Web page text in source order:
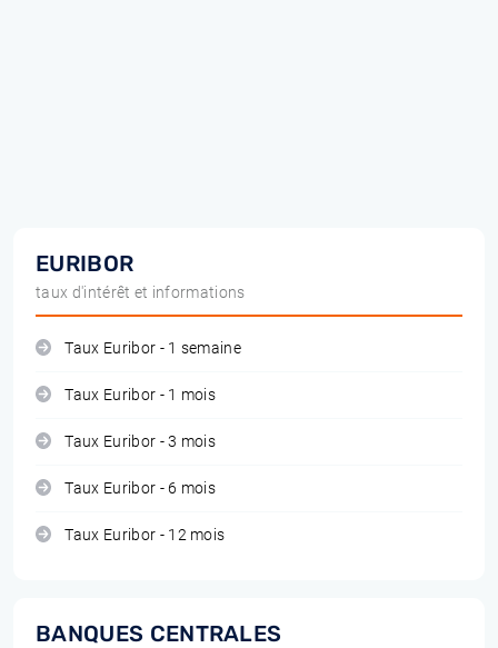
EURIBOR
taux d'intérêt et informations
Taux Euribor - 1 semaine
Taux Euribor - 1 mois
Taux Euribor - 3 mois
Taux Euribor - 6 mois
Taux Euribor - 12 mois
BANQUES CENTRALES